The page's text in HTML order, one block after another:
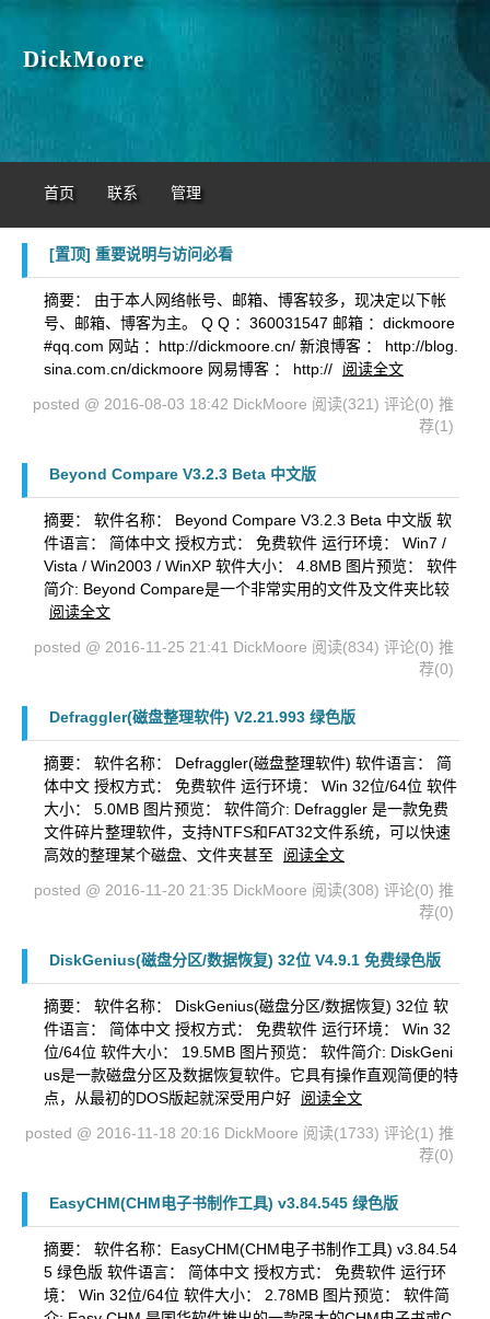
DickMoore
首页 联系 管理
[置顶] 重要说明与访问必看
摘要： 由于本人网络帐号、邮箱、博客较多，现决定以下帐
号、邮箱、博客为主。 Q Q ：360031547 邮箱 ：dickmoore
#qq.com 网站 ：http://dickmoore.cn/ 新浪博客 ： http://blog.
sina.com.cn/dickmoore 网易博客 ： http://
阅读全文
posted @ 2016-08-03 18:42 DickMoore 阅读(321) 评论(0) 推
荐(1)
Beyond Compare V3.2.3 Beta 中文版
摘要： 软件名称： Beyond Compare V3.2.3 Beta 中文版 软
件语言： 简体中文 授权方式： 免费软件 运行环境： Win7 /
Vista / Win2003 / WinXP 软件大小： 4.8MB 图片预览： 软件
简介: Beyond Compare是一个非常实用的文件及文件夹比较
阅读全文
posted @ 2016-11-25 21:41 DickMoore 阅读(834) 评论(0) 推
荐(0)
Defraggler(磁盘整理软件) V2.21.993 绿色版
摘要： 软件名称： Defraggler(磁盘整理软件) 软件语言： 简
体中文 授权方式： 免费软件 运行环境： Win 32位/64位 软件
大小： 5.0MB 图片预览： 软件简介: Defraggler 是一款免费
文件碎片整理软件，支持NTFS和FAT32文件系统，可以快速
高效的整理某个磁盘、文件夹甚至
阅读全文
posted @ 2016-11-20 21:35 DickMoore 阅读(308) 评论(0) 推
荐(0)
DiskGenius(磁盘分区/数据恢复) 32位 V4.9.1 免费绿色版
摘要： 软件名称： DiskGenius(磁盘分区/数据恢复) 32位 软
件语言： 简体中文 授权方式： 免费软件 运行环境： Win 32
位/64位 软件大小： 19.5MB 图片预览： 软件简介: DiskGeni
us是一款磁盘分区及数据恢复软件。它具有操作直观简便的特
点，从最初的DOS版起就深受用户好
阅读全文
posted @ 2016-11-18 20:16 DickMoore 阅读(1733) 评论(1) 推
荐(0)
EasyCHM(CHM电子书制作工具) v3.84.545 绿色版
摘要： 软件名称：EasyCHM(CHM电子书制作工具) v3.84.54
5 绿色版 软件语言： 简体中文 授权方式： 免费软件 运行环
境： Win 32位/64位 软件大小： 2.78MB 图片预览： 软件简